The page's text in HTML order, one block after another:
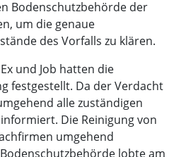
Bodenschutzbehörde der
um die genaue
des Vorfalls zu klären.
und Job hatten die
festgestellt. Da der Verdacht
alle zuständigen
Die Reinigung von
umgehend
lobte am